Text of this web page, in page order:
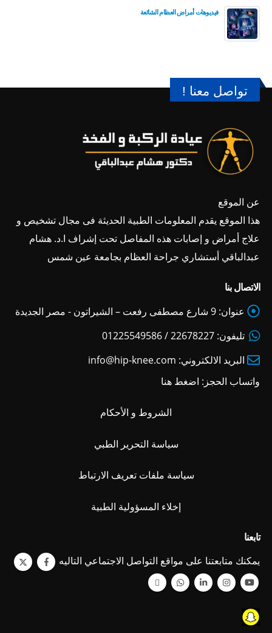
فيديوهات أمراض العظام الشائعة
تواصل معنا !
عن الموقع
هذا الموقع يقدم المعلومات الطبية الحديثة فى مجال تشخيص و
علاج أمراض و إصابات هذه المفاصل تحت إشراف ا.د. هشام
عبدالباقي أستشاري جراحة العظام بجامعة عين شمس
الاتصال بنا
عنوان: 9 شارع مصطفى رفعت – الشيراتون - مصر الجديدة
تليفون: 22678227 / 01225549586
البريد الالكتروني: info@hip-knee.com
واتساب الحجز: اضغط هنا
الشروط و الأحكام
سياسة التحرير الطبي
سياسة ملفات تعريف الارتباط
إخلاء المسؤولية الطبية
تابعنا
يمكنك متابعتنا على مواقع التواصل الاجتماعي التاليه